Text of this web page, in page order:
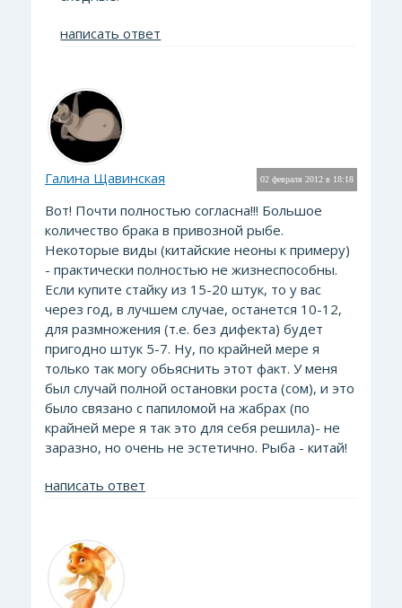
написать ответ
02 февраля 2012 в 18:18
Галина Щавинская
Вот! Почти полностью согласна!!! Большое
количество брака в привозной рыбе.
Некоторые виды (китайские неоны к примеру)
- практически полностью не жизнеспособны.
Если купите стайку из 15-20 штук, то у вас
через год, в лучшем случае, останется 10-12,
для размножения (т.е. без дифекта) будет
пригодно штук 5-7. Ну, по крайней мере я
только так могу обьяснить этот факт. У меня
был случай полной остановки роста (сом), и это
было связано с папиломой на жабрах (по
крайней мере я так это для себя решила)- не
заразно, но очень не эстетично. Рыба - китай!
написать ответ